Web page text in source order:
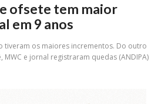
ofsete tem maior
em 9 anos
tiveram os maiores incrementos. Do outro
MWC e jornal registraram quedas (ANDIPA)